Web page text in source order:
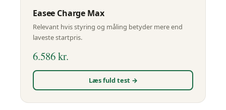
Easee Charge Max
Relevant hvis styring og måling betyder mere end
laveste startpris.
6.586 kr.
Læs fuld test →